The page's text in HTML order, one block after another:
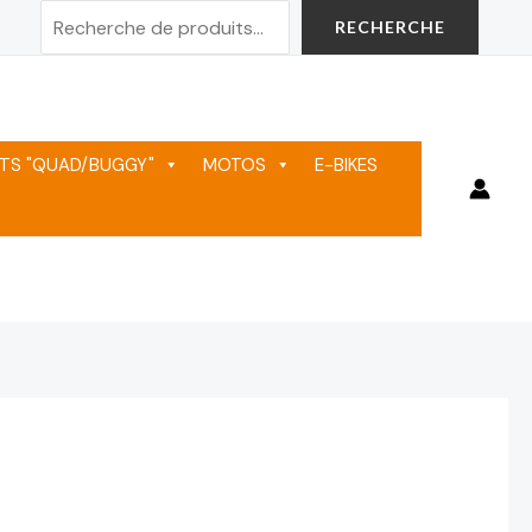
Rechercher RECHERCHE
"QUAD/BUGGY" MOTOS E-BIKES